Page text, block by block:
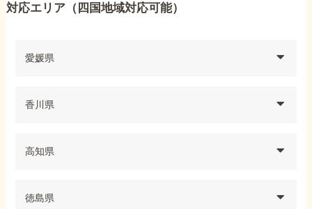
対応エリア（四国地域対応可能）
愛媛県
香川県
高知県
徳島県